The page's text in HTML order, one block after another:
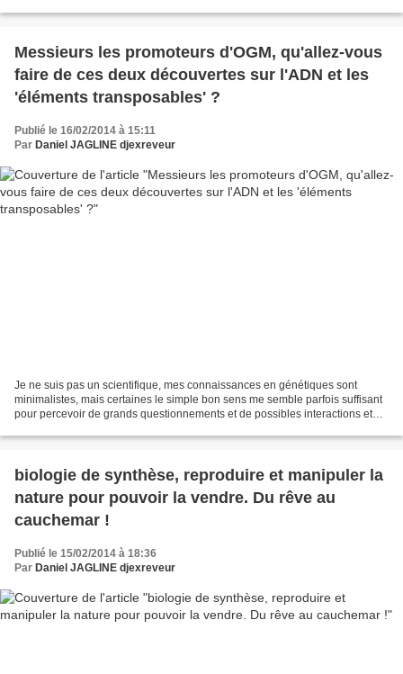
Messieurs les promoteurs d'OGM, qu'allez-vous
faire de ces deux découvertes sur l'ADN et les
'éléments transposables' ?
Publié le 16/02/2014 à 15:11
Par Daniel JAGLINE djexreveur
Je ne suis pas un scientifique, mes connaissances en génétiques sont
minimalistes, mais certaines le simple bon sens me semble parfois suffisant
pour percevoir de grands questionnements et de possibles interactions et
biologie de synthèse, reproduire et manipuler la
nature pour pouvoir la vendre. Du rêve au
cauchemar !
Publié le 15/02/2014 à 18:36
Par Daniel JAGLINE djexreveur